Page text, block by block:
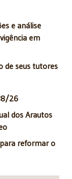
e análise
em
de seus tutores
26
dos Arautos
reformar o